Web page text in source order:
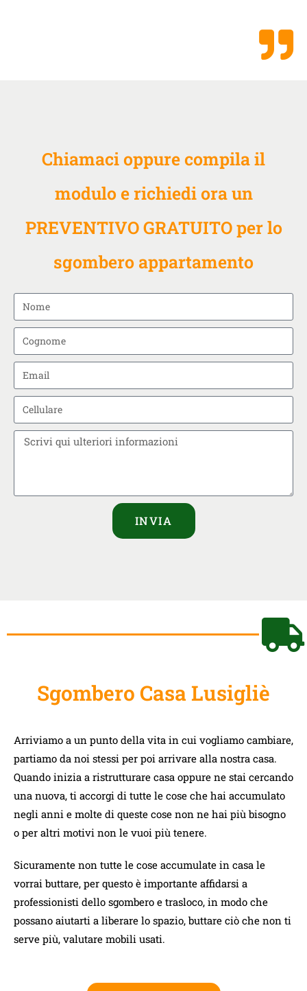
Chiamaci oppure compila il
modulo e richiedi ora un
PREVENTIVO GRATUITO per lo
sgombero appartamento
INVIA
Sgombero Casa Lusigliè
Arriviamo a un punto della vita in cui vogliamo cambiare,
partiamo da noi stessi per poi arrivare alla nostra casa.
Quando inizia a ristrutturare casa oppure ne stai cercando
una nuova, ti accorgi di tutte le cose che hai accumulato
negli anni e molte di queste cose non ne hai più bisogno
o per altri motivi non le vuoi più tenere.
Sicuramente non tutte le cose accumulate in casa le
vorrai buttare, per questo è importante affidarsi a
professionisti dello sgombero e trasloco, in modo che
possano aiutarti a liberare lo spazio, buttare ciò che non ti
serve più, valutare mobili usati.